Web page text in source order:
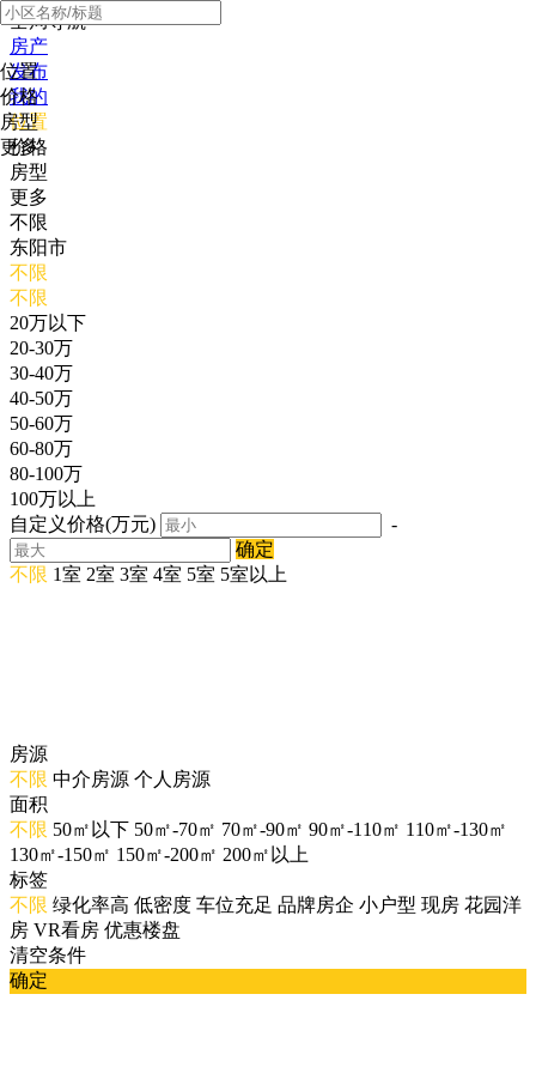
全局导航
房产
发布
我的
位置
价格
房型
更多
位置
价格
房型
更多
不限
东阳市
不限
不限
20万以下
20-30万
30-40万
40-50万
50-60万
60-80万
80-100万
100万以上
自定义价格(万元)
-
确定
不限 1室 2室 3室 4室 5室 5室以上
房源
不限 中介房源 个人房源
面积
不限 50㎡以下 50㎡-70㎡ 70㎡-90㎡ 90㎡-110㎡ 110㎡-130㎡
130㎡-150㎡ 150㎡-200㎡ 200㎡以上
标签
不限 绿化率高 低密度 车位充足 品牌房企 小户型 现房 花园洋
房 VR看房 优惠楼盘
清空条件
确定